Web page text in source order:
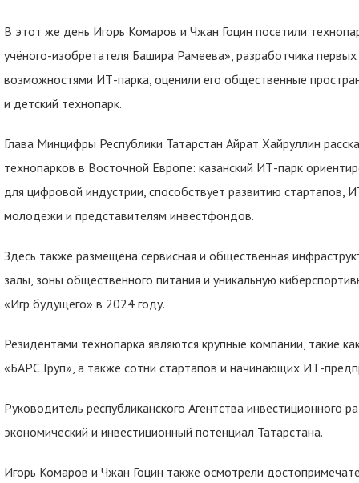
В этот же день Игорь Комаров и Чжан Гоцин посетили
учёного-изобретателя Башира Рамеева», разработчика
возможностями ИТ-парка, оценили его общественные
и детский технопарк.
Глава Минцифры Республики Татарстан Айрат Хайруллин
технопарков в Восточной Европе: казанский ИТ-парк
для цифровой индустрии, способствует развитию стартапов,
молодежи и представителям инвестфондов.
Здесь также размещена сервисная и общественная
залы, зоны общественного питания и уникальную
«Игр будущего» в 2024 году.
Резидентами технопарка являются крупные компании, такие
«БАРС Груп», а также сотни стартапов и начинающих ИТ-
Руководитель республиканского Агентства инвестиционного
экономический и инвестиционный потенциал Татарстана.
Игорь Комаров и Чжан Гоцин также осмотрели